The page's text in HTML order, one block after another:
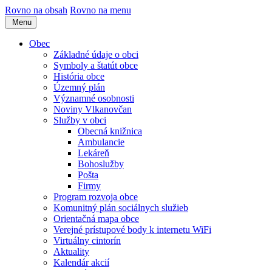
Rovno na obsah Rovno na menu
Menu
Obec
Základné údaje o obci
Symboly a štatút obce
História obce
Územný plán
Významné osobnosti
Noviny Vlkanovčan
Služby v obci
Obecná knižnica
Ambulancie
Lekáreň
Bohoslužby
Pošta
Firmy
Program rozvoja obce
Komunitný plán sociálnych služieb
Orientačná mapa obce
Verejné prístupové body k internetu WiFi
Virtuálny cintorín
Aktuality
Kalendár akcií